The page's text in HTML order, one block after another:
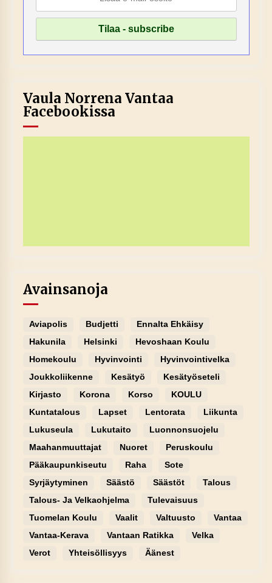
Vaula Norrena Vantaa
Facebookissa
Avainsanoja
Aviapolis Budjetti
Ennalta Ehkäisy
Hakunila
Helsinki
Hevoshaan Koulu
Homekoulu
Hyvinvointi
Hyvinvointivelka
Joukkoliikenne
Kesätyö
Kesätyöseteli
Kirjasto
Korona Korso
KOULU
Kuntatalous
Lapset Lentorata
Liikunta
Lukuseula
Lukutaito
Luonnonsuojelu
Maahanmuuttajat
Nuoret
Peruskoulu
Pääkaupunkiseutu
Raha
Sote
Syrjäytyminen
Säästö Säästöt
Talous
Talous- Ja Velkaohjelma
Tulevaisuus
Tuomelan Koulu
Vaalit Valtuusto
Vantaa
Vantaa-Kerava
Vantaan Ratikka
Velka
Verot
Yhteisöllisyys Äänest